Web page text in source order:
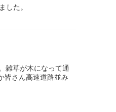
した。
雑草が木になって通
皆さん高速道路並み